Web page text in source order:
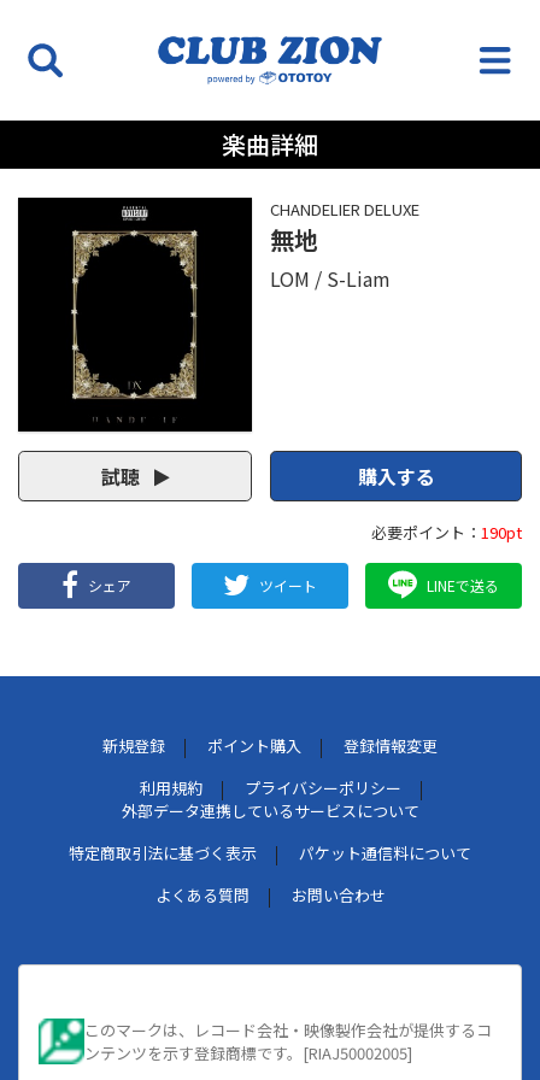
楽曲詳細
CHANDELIER DELUXE
無地
LOM S-Liam
試聴 購入する
必要ポイント： 190pt
シェア ツイート LINEで送る
新規登録 ポイント購入
登録情報変更
利用規約
プライバシーポリシー
外部データ連携しているサービスについて
特定商取引法に基づく表示
パケット通信料について
よくある質問
お問い合わせ
このマークは、レコード会社・映像製作会社が提供するコ
ンテンツを示す登録商標です。[RIAJ50002005]